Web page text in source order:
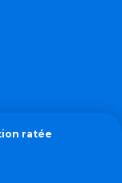
ratée